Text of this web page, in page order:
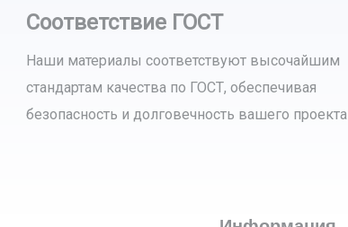
Соответствие ГОСТ
Наши материалы соответствуют высочайшим
стандартам качества по ГОСТ, обеспечивая
безопасность и долговечность вашего проекта